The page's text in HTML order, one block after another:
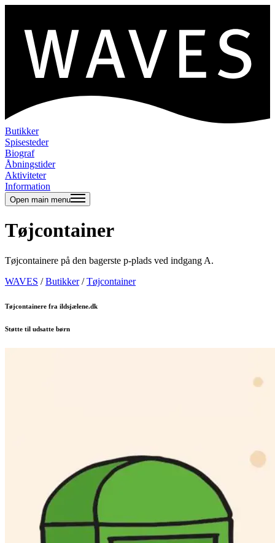
Butikker
Spisesteder
Biograf
Åbningstider
Aktiviteter
Information
Open main menu
Tøjcontainer
Tøjcontainere på den bagerste p-plads ved indgang A.
WAVES /Butikker/Tøjcontainer
Tøjcontainere fra ildsjælene.dk
Støtte til udsatte børn